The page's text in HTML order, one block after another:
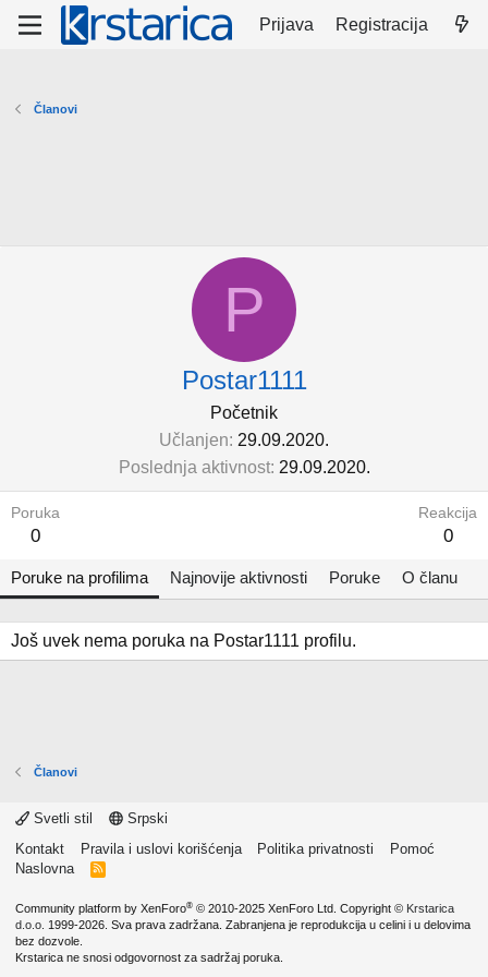
Prijava Registracija
Članovi
P
Postar1111
Početnik
Učlanjen 29.09.2020.
Poslednja aktivnost 29.09.2020.
Poruka
0
Reakcija
0
Poruke na profilima Najnovije aktivnosti Poruke O članu
Još uvek nema poruka na Postar1111 profilu.
Članovi
Svetli stil
Srpski
Kontakt
Pravila i uslovi korišćenja Politika privatnosti
Pomoć
Naslovna
R
Community platform by XenForo® © 2010-2025 XenForo Ltd. Copyright © Krstarica
d.o.o. 1999-2026. Sva prava zadržana. Zabranjena je reprodukcija u celini i u delovima
bez dozvole.
Krstarica ne snosi odgovornost za sadržaj poruka.